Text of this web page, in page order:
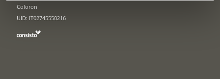
Coloron
UID: IT02745550216